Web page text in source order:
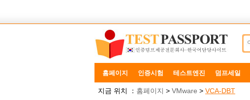
홈페이지 인증시험 테스트엔진 덤프세일
지금 위치 ： 홈페이지 > VMware > VCA-DBT